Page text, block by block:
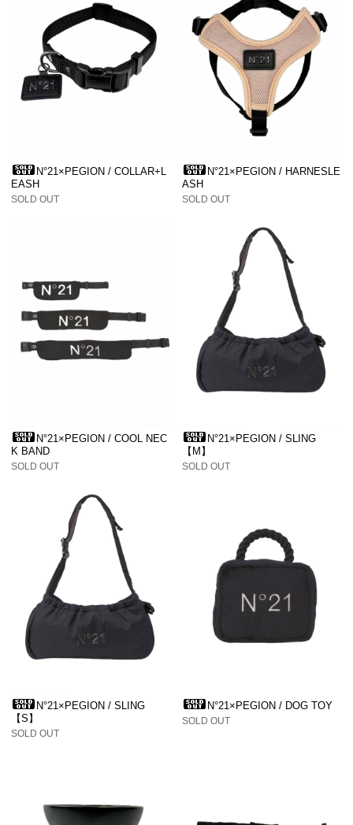
N°21×PEGION / COLLAR+L
EASH
SOLD OUT
N°21×PEGION / HARNESLE
ASH
SOLD OUT
N°21×PEGION / COOL NEC
K BAND
SOLD OUT
N°21×PEGION / SLING
【M】
SOLD OUT
N°21×PEGION / SLING
【S】
SOLD OUT
N°21×PEGION / DOG TOY
SOLD OUT